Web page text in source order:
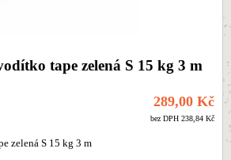
tape zelená S 15 kg 3 m
289,00 Kč
bez DPH 238,84 Kč
zelená S 15 kg 3 m